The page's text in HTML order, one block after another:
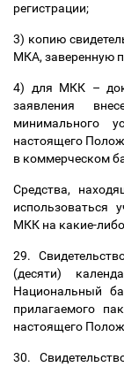
регистрации;
3) копию
МКА, заверенную
4) для МКК –
заявления
минимального
настоящего
в коммерческом
Средства,
использоваться
МКК на какие-
29.
(десяти)
Национальный
прилагаемого
настоящего
30.